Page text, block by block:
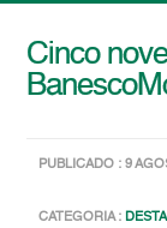
Cinco
PUBLICADO : 9
CATEGORIA :